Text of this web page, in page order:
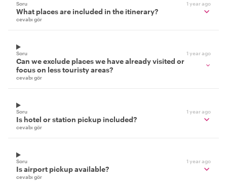
Soru 1 year ago
What places are included in the itinerary?
cevabı gör
Soru 1 year ago
Can we exclude places we have already visited or
focus on less touristy areas?
cevabı gör
Soru 1 year ago
Is hotel or station pickup included?
cevabı gör
Soru 1 year ago
Is airport pickup available?
cevabı gör